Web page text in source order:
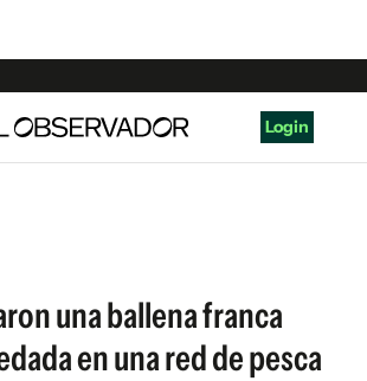
Login
una ballena franca
en una red de pesca